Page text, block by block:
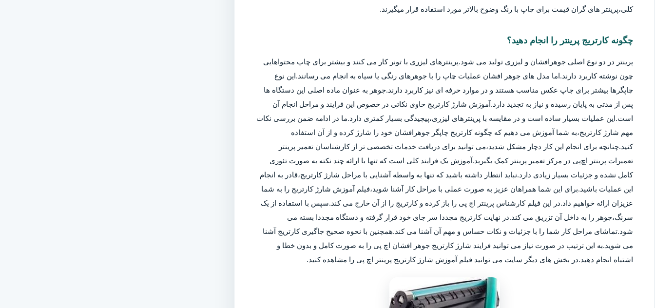
کلی،پرینتر های گران قیمت برای چاپ با رنگ وضوح بالاتر مورد استفاده قرار میگیرند.
چگونه کارتریج پرینتر را انجام دهید؟
پرینتر در دو نوع اصلی جوهرافشان و لیزری تولید می شود.پرینترهای لیزری با تونر کار می کنند و بیشتر برای چاپ محتواهایی
چون نوشته کاربرد دارند.اما مدل های جوهر افشان عملیات چاپ را با جوهرهای رنگی یا سیاه به انجام می رسانند.این نوع
چاپگرها بیشتر برای چاپ عکس مناسب هستند و در موارد حرفه ای نیز کاربرد دارند.جوهر به عنوان ماده اصلی این دستگاه ها
پس از مدتی به پایان رسیده و نیاز به تجدید دارد.آموزش شارژ کارتریج حاوی نکاتی در خصوص این فرایند و مراحل انجام آن
است.این عملیات بسیار ساده است و در مقایسه با پرینترهای لیزری،پیچیدگی بسیار کمتری دارد.ما در ادامه ضمن بررسی نکات
مهم شارژ کارتریج،به شما آموزش می دهیم که چگونه کارتریج چاپگر جوهرافشان خود را شارژ کرده و از آن استفاده
کنید.چنانچه برای انجام این کار دچار مشکل شدید،می توانید برای دریافت خدمات تخصصی تر از کارشناسان تعمیر پرینتر
تعمیرات پرینتر اچ‌پی در مرکز تعمیر پرینتر کمک بگیرید.آموزش یک فرایند کلی است که تنها با ارائه چند نکته به صورت تئوری
کامل نشده و جزئیات بسیار زیادی دارد.نباید انتظار داشته باشید که تنها به واسطه آشنایی با مراحل شارژ کارتریج،قادر به انجام
این عملیات باشید.برای این شما همراهان عزیز به صورت عملی با مراحل کار آشنا شوید،فیلم آموزش شارژ کارتریج را به شما
عزیزان ارائه خواهیم داد.در این فیلم کارشناس پرینتر اچ پی را باز کرده و کارتریج را از آن خارج می کند.سپس با استفاده از یک
سرنگ،جوهر را به داخل آن تزریق می کند.در نهایت کارتریج مجددا سر جای خود قرار گرفته و دستگاه مجددا بسته می
شود.تماشای مراحل کار شما را با جزئیات و نکات حساس و مهم آن آشنا می کند.همچنین با نحوه صحیح جاگیری کارتریج آشنا
می شوید.به این ترتیب در صورت نیاز می توانید فرایند شارژ کارتریج جوهر افشان اچ پی را به صورت کامل و بدون خطا و
اشتباه انجام دهید.در بخش های دیگر سایت می توانید فیلم آموزش شارژ کارتریج پرینتر اچ پی را مشاهده کنید.